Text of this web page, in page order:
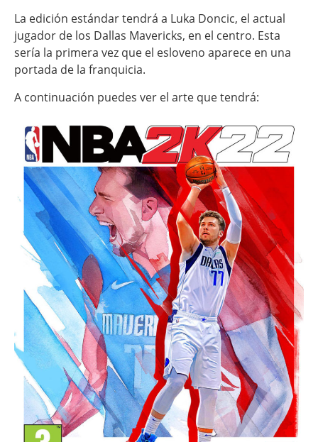
La edición estándar tendrá a Luka Doncic, el actual
jugador de los Dallas Mavericks, en el centro. Esta
sería la primera vez que el esloveno aparece en una
portada de la franquicia.
A continuación puedes ver el arte que tendrá: